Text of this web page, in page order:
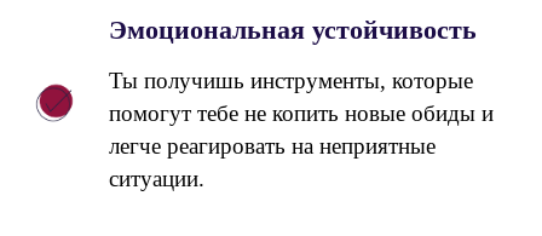
Эмоциональная устойчивость
Ты получишь инструменты, которые
помогут тебе не копить новые обиды и
легче реагировать на неприятные
ситуации.